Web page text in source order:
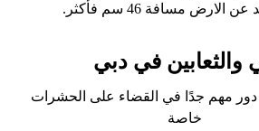
الارض مسافة 46 سم فأكثر.
والثعابين في دبي
مهم جدًا في القضاء على الحشرات
خاصة